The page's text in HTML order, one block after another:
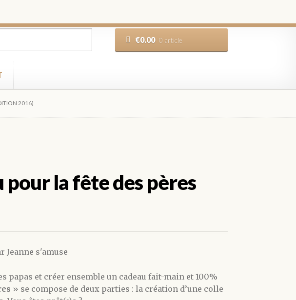
€0.00 0 article
2016)
la fête des pères
papas et créer ensemble un cadeau fait-main et 100%
» se compose de deux parties : la création d’une colle